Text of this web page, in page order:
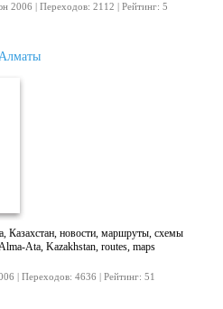
2006 | Переходов: 2112 | Рейтинг: 5
Казахстан, новости, маршруты, схемы
Ata, Kazakhstan, routes, maps
| Переходов: 4636 | Рейтинг: 51